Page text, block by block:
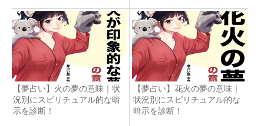
【夢占い】火の夢の意味｜状
況別にスピリチュアル的な暗
示を診断！
【夢占い】花火の夢の意味｜
状況別にスピリチュアル的な
暗示を診断！